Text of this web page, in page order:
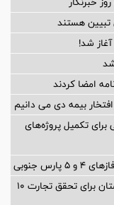
تبیین هستند
شد!
امضا کردند
بیمه دی می دانیم
برای تكمیل پروژه‌های
جنوبی
امضای یادداشت تفاهم همکاری ایران و پاکستان برای تحقق تجارت ۱۰